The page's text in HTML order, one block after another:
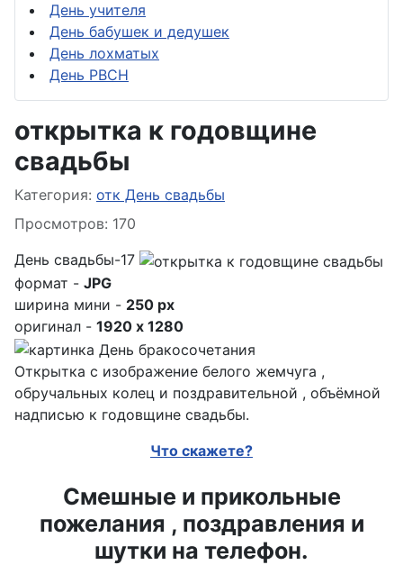
День учителя
День бабушек и дедушек
День лохматых
День РВСН
открытка к годовщине
свадьбы
Информация о материале
Категория: отк День свадьбы
Просмотров: 170
День свадьбы-17
формат - JPG
ширина мини - 250 px
оригинал - 1920 x 1280
Открытка с изображение белого жемчуга ,
обручальных колец и поздравительной , объёмной
надписью к годовщине свадьбы.
Что скажете?
Смешные и прикольные
пожелания , поздравления и
шутки на телефон.